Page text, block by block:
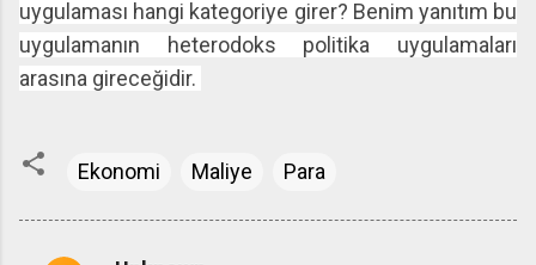
uygulaması hangi kategoriye girer? Benim yanıtım bu
uygulamanın heterodoks politika uygulamaları
arasına gireceğidir.
Ekonomi Maliye Para